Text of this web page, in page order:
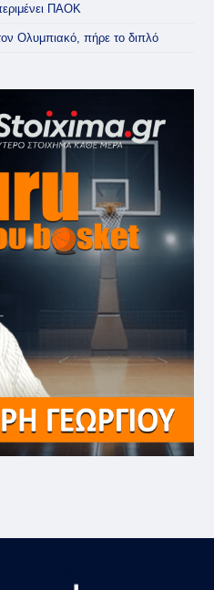
ΠΑΟΚ
Ολυμπιακό, πήρε το διπλό